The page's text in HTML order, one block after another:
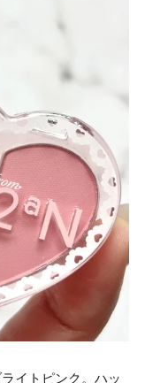
イトピンク。ハッ